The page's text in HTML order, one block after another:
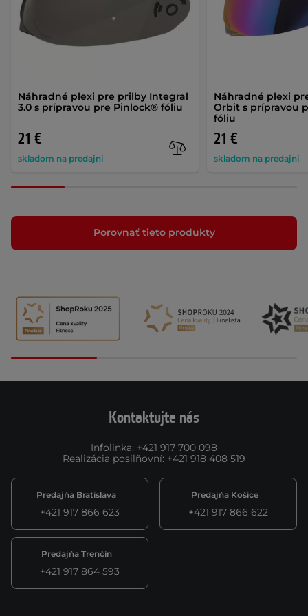
Náhradné plexi pre prilby Integral
3.0 s prípravou pre Pinlock® fóliu
21 €
skladom na predajni
Náhradné plexi
Orbit s prípravou
fóliu
21 €
skladom na predajni
Porovnať tieto produkty
Kontaktujte nás
Infolinka: +421 917 700 098
Realizácia posilňovní: +421 918 408 519
Predajňa Bratislava
+421 917 866 623
Predajňa Košice
+421 917 866 622
Predajňa Trenčín
+421 917 864 593